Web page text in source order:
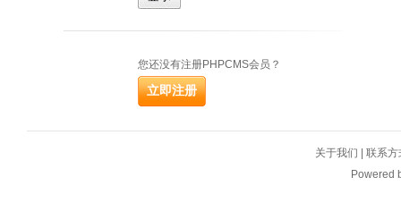
您还没有注册PHPCMS会员？
关于我们
联系方
Powered